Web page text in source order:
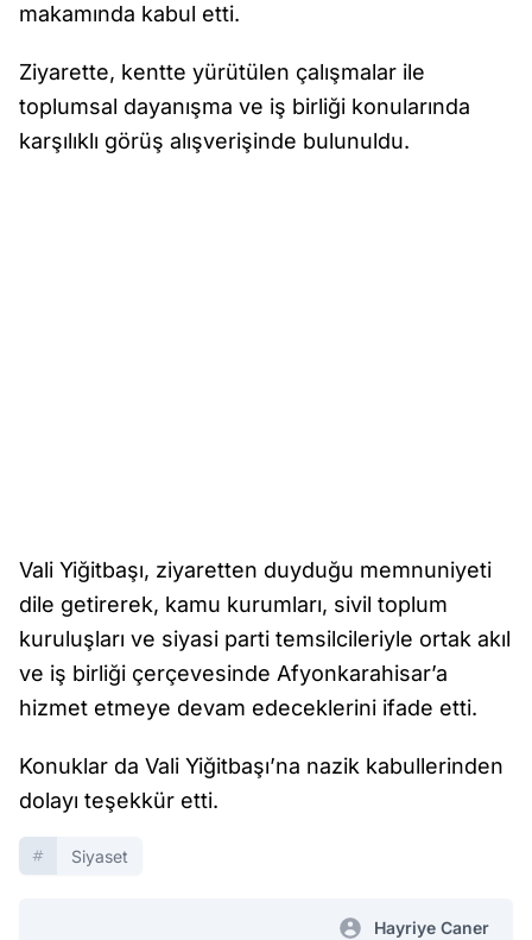
makamında kabul etti.
Ziyarette, kentte yürütülen çalışmalar ile
toplumsal dayanışma ve iş birliği konularında
karşılıklı görüş alışverişinde bulunuldu.
Vali Yiğitbaşı, ziyaretten duyduğu memnuniyeti
dile getirerek, kamu kurumları, sivil toplum
kuruluşları ve siyasi parti temsilcileriyle ortak akıl
ve iş birliği çerçevesinde Afyonkarahisar’a
hizmet etmeye devam edeceklerini ifade etti.
Konuklar da Vali Yiğitbaşı’na nazik kabullerinden
dolayı teşekkür etti.
Siyaset
Hayriye Caner